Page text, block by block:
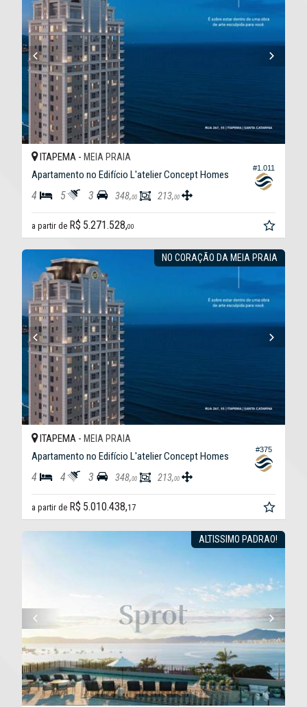
#1.011
ITAPEMA - MEIA PRAIA
Apartamento no Edifício L'atelier Concept Homes
4 5 3 348,00 213,00
a partir de R$ 5.271.528,00
NO CORAÇÃO DA MEIA PRAIA
#375
ITAPEMA - MEIA PRAIA
Apartamento no Edifício L'atelier Concept Homes
4 4 3 348,00 213,00
a partir de R$ 5.010.438,17
ALTISSIMO PADRAO!